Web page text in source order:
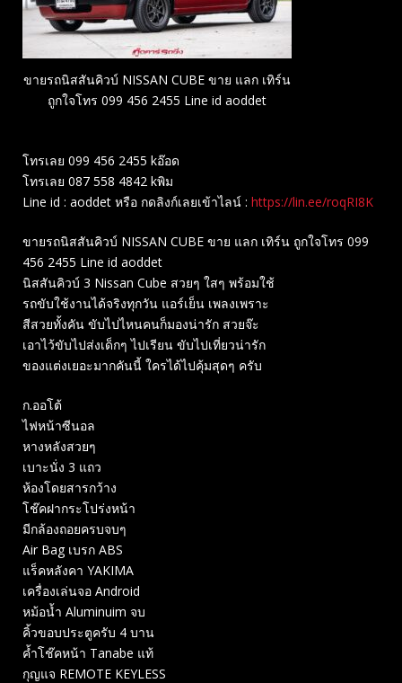
ขายรถนิสสันคิวบ์ NISSAN CUBE ขาย แลก เทิร์น
ถูกใจโทร 099 456 2455 Line id aoddet
โทรเลย 099 456 2455 kอ๊อด
โทรเลย 087 558 4842 kพิม
Line id : aoddet หรือ กดลิงก์เลยเข้าไลน์ : https://lin.ee/roqRI8K
ขายรถนิสสันคิวบ์ NISSAN CUBE ขาย แลก เทิร์น ถูกใจโทร 099
456 2455 Line id aoddet
นิสสันคิวบ์ 3 Nissan Cube สวยๆ ใสๆ พร้อมใช้
รถขับใช้งานได้จริงทุกวัน แอร์เย็น เพลงเพราะ
สีสวยทั้งคัน ขับไปไหนคนก็มองน่ารัก สวยจ๊ะ
เอาไว้ขับไปส่งเด็กๆ ไปเรียน ขับไปเที่ยวน่ารัก
ของแต่งเยอะมากคันนี้ ใครได้ไปคุ้มสุดๆ ครับ
ก.ออโต้
ไฟหน้าซีนอล
หางหลังสวยๆ
เบาะนั่ง 3 แถว
ห้องโดยสารกว้าง
โช๊คฝากระโปร่งหน้า
มีกล้องถอยครบจบๆ
Air Bag เบรก ABS
แร็คหลังคา YAKIMA
เครื่องเล่นจอ Android
หม้อน้ำ Aluminuim จบ
คิ้วขอบประตูครับ 4 บาน
ค้ำโช๊คหน้า Tanabe แท้
กุญแจ REMOTE KEYLESS